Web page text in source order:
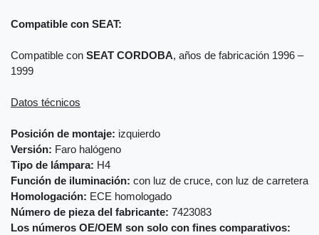
Compatible con SEAT:
Compatible con SEAT CORDOBA, años de fabricación 1996 –
1999
Datos técnicos
Posición de montaje: izquierdo
Versión: Faro halógeno
Tipo de lámpara: H4
Función de iluminación: con luz de cruce, con luz de carretera
Homologación: ECE homologado
Número de pieza del fabricante: 7423083
Los números OE/OEM son solo con fines comparativos: